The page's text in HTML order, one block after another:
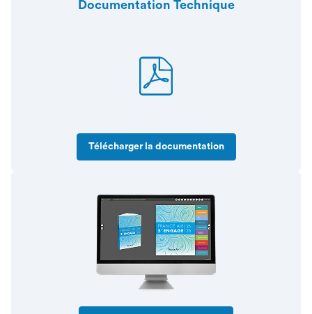
Documentation Technique
Télécharger la documentation